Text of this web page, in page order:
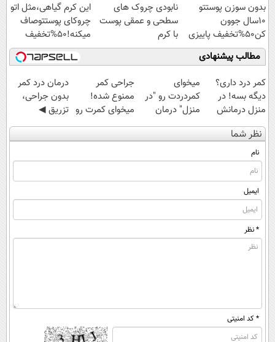
ویژه
بدون سوزن پوستتو
10سال جوون
کن50%تخفیف پاییزی
نابودی چروک های
سطحی و عمقی پوست
با کرم
آلمانی(45%تخفیف)
این کرم گیاهی،مثل اتو
چروکای پوستتوصاف
میکنه!50%تخفیف
مطالب پیشنهادی
کمر درد داری؟
دیگه بسه! در
منزل درمانش
کن
(◀پرسش‌نامه)
میخوای
کمردردت رو "در
منزل" درمان
کنی؟ (◂فیلم +
◂پرسش‌نامه)
جراحی کمر
ممنوع شده!
میخوای کمرت رو
در منزل درمان
کنی؟
درمان درد کمر
بدون جراحی،
تزریق ◀
پرسش‌نامه رو پر
کن ▶
نظر شما
نام
ایمیل
* نظر
* کد امنیتی